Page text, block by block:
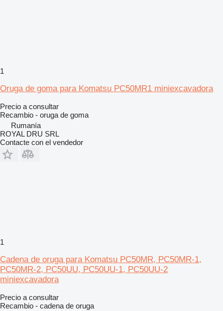
1
Oruga de goma para Komatsu PC50MR1 miniexcavadora
Precio a consultar
Recambio - oruga de goma
Rumanía
ROYAL DRU SRL
Contacte con el vendedor
1
Cadena de oruga para Komatsu PC50MR, PC50MR-1,
PC50MR-2, PC50UU, PC50UU-1, PC50UU-2
miniexcavadora
Precio a consultar
Recambio - cadena de oruga